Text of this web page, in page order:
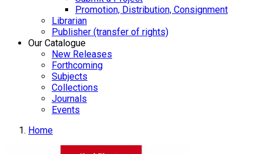
Promotion, Distribution, Consignment
Librarian
Publisher (transfer of rights)
Our Catalogue
New Releases
Forthcoming
Subjects
Collections
Journals
Events
Home